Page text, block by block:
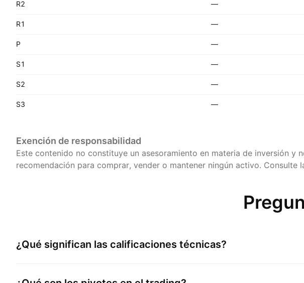
R2 —
R1 —
P —
S1 —
S2 —
S3 —
Exención de responsabilidad
Este contenido no constituye un asesoramiento en materia de inversión y
recomendación para comprar, vender o mantener ningún activo. Consulte
¿Qué significan las calificaciones técnicas?